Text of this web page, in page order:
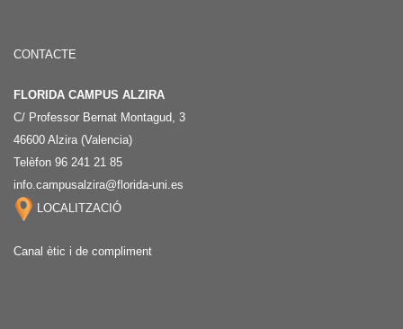
CONTACTE
FLORIDA CAMPUS ALZIRA
C/ Professor Bernat Montagud, 3
46600 Alzira (Valencia)
Telèfon 96 241 21 85
info.campusalzira@florida-uni.es
LOCALITZACIÓ
Canal ètic i de compliment